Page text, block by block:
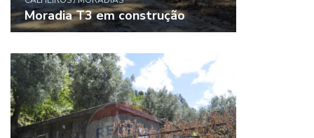
Moradia T3 em construção